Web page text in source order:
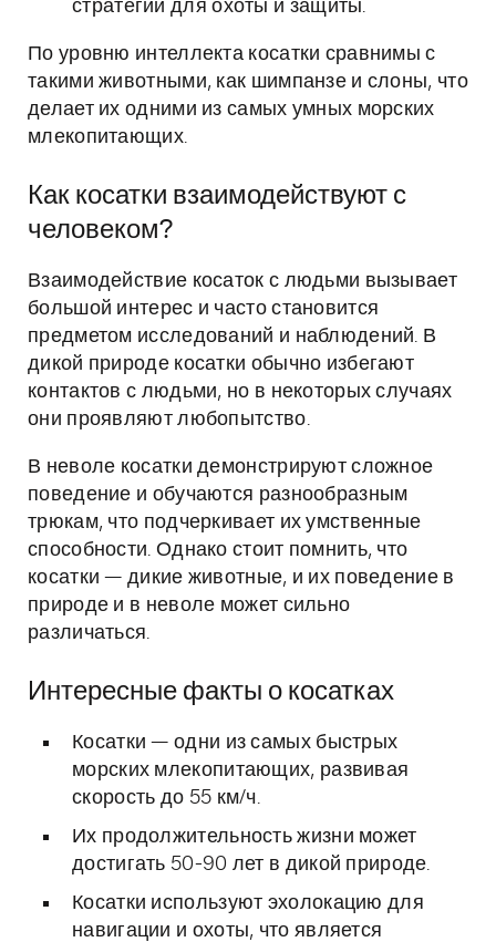
стратегии для охоты и защиты.
По уровню интеллекта косатки сравнимы с
такими животными, как шимпанзе и слоны, что
делает их одними из самых умных морских
млекопитающих.
Как косатки взаимодействуют с
человеком?
Взаимодействие косаток с людьми вызывает
большой интерес и часто становится
предметом исследований и наблюдений. В
дикой природе косатки обычно избегают
контактов с людьми, но в некоторых случаях
они проявляют любопытство.
В неволе косатки демонстрируют сложное
поведение и обучаются разнообразным
трюкам, что подчеркивает их умственные
способности. Однако стоит помнить, что
косатки — дикие животные, и их поведение в
природе и в неволе может сильно
различаться.
Интересные факты о косатках
Косатки — одни из самых быстрых
морских млекопитающих, развивая
скорость до 55 км/ч.
Их продолжительность жизни может
достигать 50-90 лет в дикой природе.
Косатки используют эхолокацию для
навигации и охоты, что является